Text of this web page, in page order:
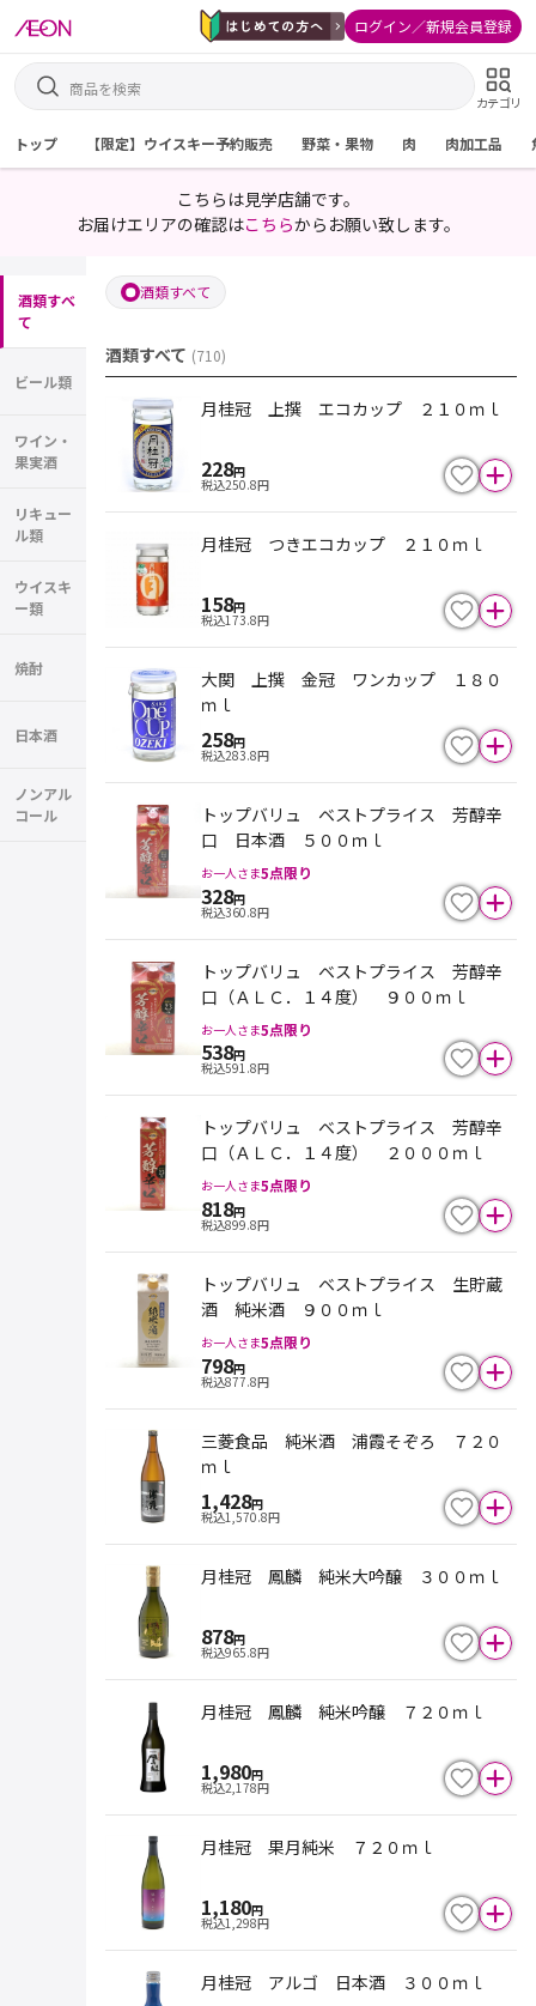
ログイン／新規会員登録
カテゴリ
トップ 【限定】ウイスキー予約販売 野菜・果物 肉 肉加工品
こちらは見学店舗です。
お届けエリアの確認はこちらからお願い致します。
酒類すべ
て
ビール類
ワイン・
果実酒
リキュー
ル類
ウイスキ
ー類
焼酎
日本酒
ノンアル
コール
酒類すべて
酒類すべて (710)
月桂冠 上撰 エコカップ ２１０ｍｌ
228円
税込250.8円
月桂冠 つきエコカップ ２１０ｍｌ
158円
税込173.8円
大関 上撰 金冠 ワンカップ １８０
ｍｌ
258円
税込283.8円
トップバリュ ベストプライス 芳醇辛
口 日本酒 ５００ｍｌ
お一人さま5点限り
328円
税込360.8円
トップバリュ ベストプライス 芳醇辛
口（ＡＬＣ．１４度） ９００ｍｌ
お一人さま5点限り
538円
税込591.8円
トップバリュ ベストプライス 芳醇辛
口（ＡＬＣ．１４度） ２０００ｍｌ
お一人さま5点限り
818円
税込899.8円
トップバリュ ベストプライス 生貯蔵
酒 純米酒 ９００ｍｌ
お一人さま5点限り
798円
税込877.8円
三菱食品 純米酒 浦霞そぞろ ７２０
ｍｌ
1,428円
税込1,570.8円
月桂冠 鳳麟 純米大吟醸 ３００ｍｌ
878円
税込965.8円
月桂冠 鳳麟 純米吟醸 ７２０ｍｌ
1,980円
税込2,178円
月桂冠 果月純米 ７２０ｍｌ
1,180円
税込1,298円
月桂冠 アルゴ 日本酒 ３００ｍｌ